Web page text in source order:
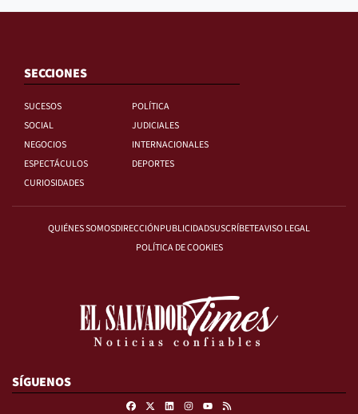
SECCIONES
SUCESOS
POLÍTICA
SOCIAL
JUDICIALES
NEGOCIOS
INTERNACIONALES
ESPECTÁCULOS
DEPORTES
CURIOSIDADES
QUIÉNES SOMOSDIRECCIÓNPUBLICIDADSUSCRÍBETEAVISO LEGAL
POLÍTICA DE COOKIES
SÍGUENOS
FacebookLinkedinInstagramRSS